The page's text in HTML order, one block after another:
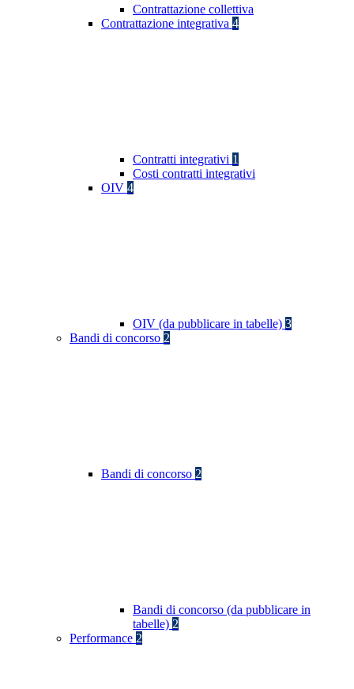
Contrattazione collettiva
Contrattazione integrativa 4
Contratti integrativi 1
Costi contratti integrativi
OIV 4
OIV (da pubblicare in tabelle) 3
Bandi di concorso 2
Bandi di concorso 2
Bandi di concorso (da pubblicare in
tabelle) 2
Performance 2